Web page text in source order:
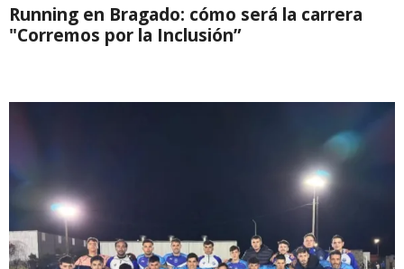
Running en Bragado: cómo será la carrera
"Corremos por la Inclusión”